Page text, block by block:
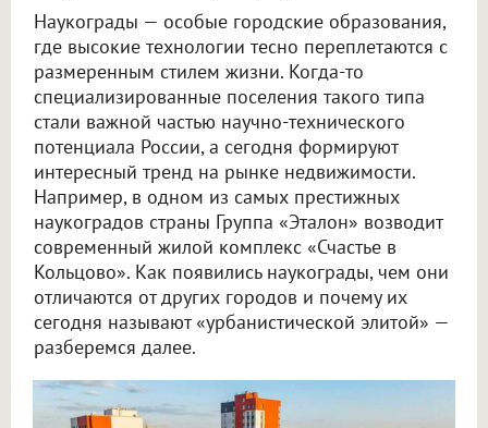
Наукограды — особые городские образования,
где высокие технологии тесно переплетаются с
размеренным стилем жизни. Когда-то
специализированные поселения такого типа
стали важной частью научно-технического
потенциала России, а сегодня формируют
интересный тренд на рынке недвижимости.
Например, в одном из самых престижных
наукоградов страны Группа «Эталон» возводит
современный жилой комплекс «Счастье в
Кольцово». Как появились наукограды, чем они
отличаются от других городов и почему их
сегодня называют «урбанистической элитой» —
разберемся далее.